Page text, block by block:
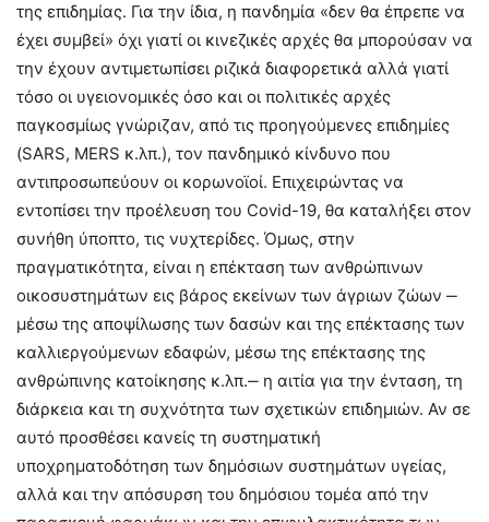
της επιδημίας. Για την ίδια, η πανδημία «δεν θα έπρεπε να
έχει συμβεί» όχι γιατί οι κινεζικές αρχές θα μπορούσαν να
την έχουν αντιμετωπίσει ριζικά διαφορετικά αλλά γιατί
τόσο οι υγειονομικές όσο και οι πολιτικές αρχές
παγκοσμίως γνώριζαν, από τις προηγούμενες επιδημίες
(SARS, MERS κ.λπ.), τον πανδημικό κίνδυνο που
αντιπροσωπεύουν οι κορωνοϊοί. Επιχειρώντας να
εντοπίσει την προέλευση του Covid-19, θα καταλήξει στον
συνήθη ύποπτο, τις νυχτερίδες. Όμως, στην
πραγματικότητα, είναι η επέκταση των ανθρώπινων
οικοσυστημάτων εις βάρος εκείνων των άγριων ζώων ‒
μέσω της αποψίλωσης των δασών και της επέκτασης των
καλλιεργούμενων εδαφών, μέσω της επέκτασης της
ανθρώπινης κατοίκησης κ.λπ.‒ η αιτία για την ένταση, τη
διάρκεια και τη συχνότητα των σχετικών επιδημιών. Αν σε
αυτό προσθέσει κανείς τη συστηματική
υποχρηματοδότηση των δημόσιων συστημάτων υγείας,
αλλά και την απόσυρση του δημόσιου τομέα από την